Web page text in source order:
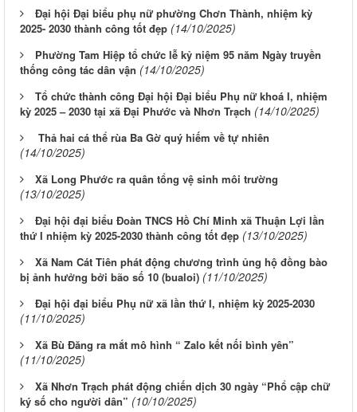
Đại hội Đại biểu phụ nữ phường Chơn Thành, nhiệm kỳ
2025- 2030 thành công tốt đẹp (14/10/2025)
Phường Tam Hiệp tổ chức lễ kỷ niệm 95 năm Ngày truyền
thống công tác dân vận (14/10/2025)
Tổ chức thành công Đại hội Đại biểu Phụ nữ khoá I, nhiệm
kỳ 2025 – 2030 tại xã Đại Phước và Nhơn Trạch (14/10/2025)
Thả hai cá thể rùa Ba Gờ quý hiếm về tự nhiên
(14/10/2025)
Xã Long Phước ra quân tổng vệ sinh môi trường
(13/10/2025)
Đại hội đại biểu Đoàn TNCS Hồ Chí Minh xã Thuận Lợi lần
thứ I nhiệm kỳ 2025-2030 thành công tốt đẹp (13/10/2025)
Xã Nam Cát Tiên phát động chương trình ủng hộ đồng bào
bị ảnh hưởng bởi bão số 10 (bualoi) (11/10/2025)
Đại hội đại biểu Phụ nữ xã lần thứ I, nhiệm kỳ 2025-2030
(11/10/2025)
Xã Bù Đăng ra mắt mô hình “ Zalo kết nối bình yên”
(11/10/2025)
Xã Nhơn Trạch phát động chiến dịch 30 ngày “Phổ cập chữ
ký số cho người dân” (10/10/2025)